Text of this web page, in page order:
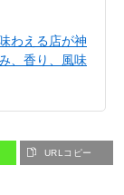
わえる店が神
、香り、風味
URLコピー